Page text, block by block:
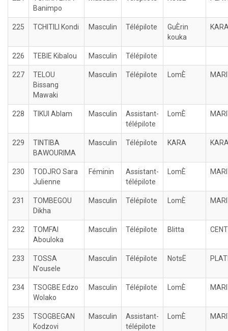
Banimpo
225 TCHITILI Kondi Masculin Télépilote
GuÈrin
kouka
226 TEBIE Kibalou Masculin Télépilote
227
TELOU
Bissang
Mawaki
Masculin Télépilote LomÈ
228 TIKUI Ablam Masculin
Assistant-
télépilote
LomÈ
229
TINTIBA
BAWOURIMA
Masculin Télépilote KARA
230
TODJRO Sara
Julienne
Féminin
Assistant-
télépilote
LomÈ
231
TOMBEGOU
Dikha
Masculin Télépilote LomÈ
232
TOMFAI
Abouloka
Masculin Télépilote Blitta
233
TOSSA
N'ousele
Masculin Télépilote NotsË
234
TSOGBE Edzo
Wolako
Masculin Télépilote LomÈ
235
TSOGBEGAN
Kodzovi
Masculin
Assistant-
télépilote
LomÈ